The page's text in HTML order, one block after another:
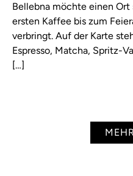
Bellebna möchte einen
ersten Kaffee bis zum
verbringt. Auf der Karte
Espresso, Matcha, Spritz-
[…]